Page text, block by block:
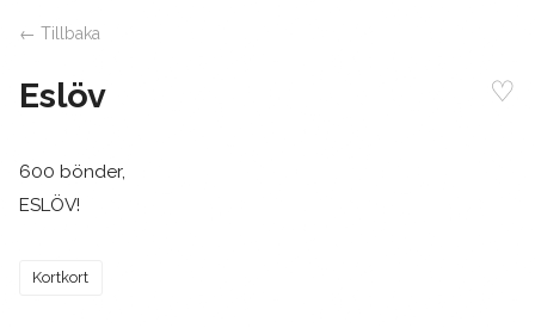
← Tillbaka
Eslöv ♡
600 bönder,
ESLÖV!
Kortkort